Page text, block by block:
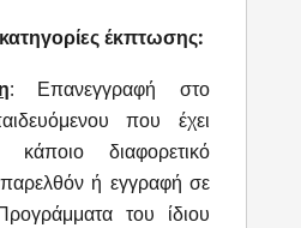
έκπτωσης:
: Επανεγγραφή στο
που έχει
κάποιο διαφορετικό
ή εγγραφή σε
του ίδιου